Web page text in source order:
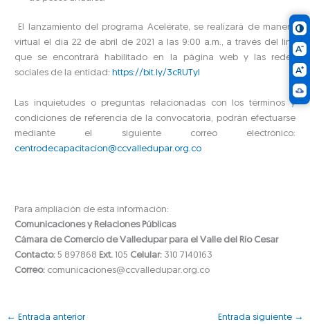
El lanzamiento del programa Acelérate, se realizará de manera
virtual el día 22 de abril de 2021 a las 9:00 a.m., a través del link
que se encontrará habilitado en la página web y las redes
sociales de la entidad: https://bit.ly/3cRUTyI
Las inquietudes o preguntas relacionadas con los términos y
condiciones de referencia de la convocatoria, podrán efectuarse
mediante el siguiente correo electrónico:
centrodecapacitacion@ccvalledupar.org.co
Para ampliación de esta información:
Comunicaciones y Relaciones Públicas
Cámara de Comercio de Valledupar para el Valle del Río Cesar
Contacto: 5 897868 Ext. 105 Celular: 310 7140163
Correo: comunicaciones@ccvalledupar.org.co
← Entrada anterior Entrada siguiente →